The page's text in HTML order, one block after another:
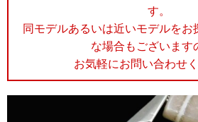
す。
同モデルあるいは近いモデルをお
な場合もございます
お気軽にお問い合わせく